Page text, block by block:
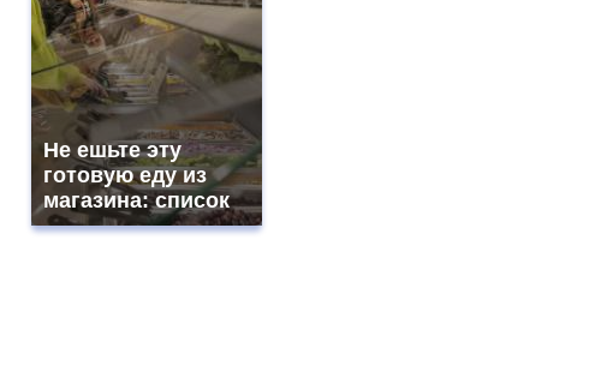
Не ешьте эту
готовую еду из
магазина: список